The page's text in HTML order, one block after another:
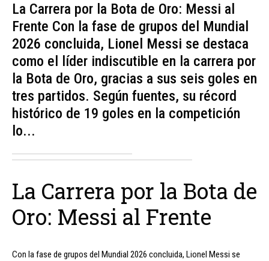
La Carrera por la Bota de Oro: Messi al
Frente Con la fase de grupos del Mundial
2026 concluida, Lionel Messi se destaca
como el líder indiscutible en la carrera por
la Bota de Oro, gracias a sus seis goles en
tres partidos. Según fuentes, su récord
histórico de 19 goles en la competición
lo...
La Carrera por la Bota de
Oro: Messi al Frente
Con la fase de grupos del Mundial 2026 concluida, Lionel Messi se